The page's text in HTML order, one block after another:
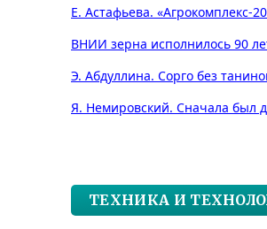
Е. Астафьева. «Агрокомплекс-
ВНИИ зерна исполнилось 90
Э. Абдуллина. Сорго без
Я. Немировский. Сначала был
ТЕХНИКА И